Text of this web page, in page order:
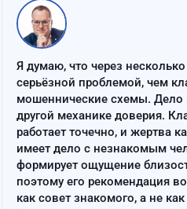
Я думаю, что через
серьёзной проблемой, чем
мошеннические схемы. Дело
другой механике доверия.
работает точечно, и жертва
имеет дело с незнакомым
формирует ощущение
поэтому его рекомендация
как совет знакомого, а не